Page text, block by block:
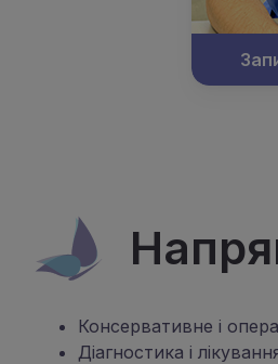
Консервативне і
Діагностика і